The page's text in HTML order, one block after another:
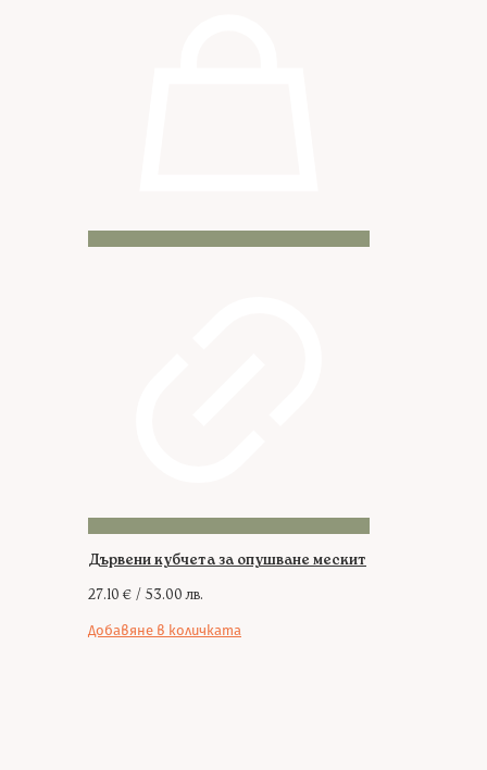
Дървени кубчета за опушване мескит
27.10 € / 53.00 лв.
Добавяне в количката